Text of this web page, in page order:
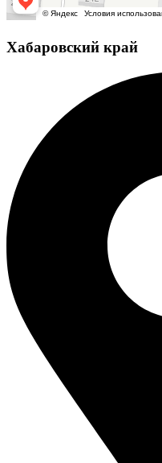
Хабаровский край